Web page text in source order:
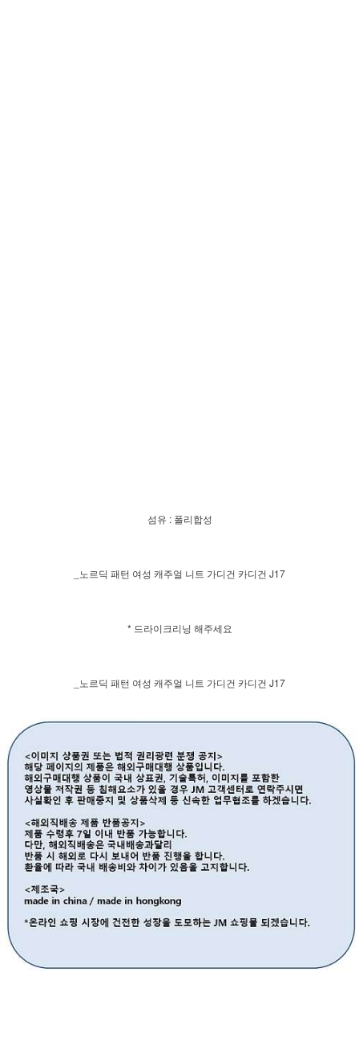
섬유 : 폴리합성
_노르딕 패턴 여성 캐주얼 니트 가디건 카디건 J17
* 드라이크리닝 해주세요
_노르딕 패턴 여성 캐주얼 니트 가디건 카디건 J17